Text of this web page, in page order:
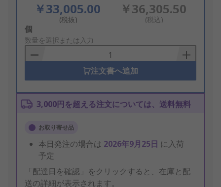
￥33,005.00
(税抜)
￥36,305.50
(税込)
Add
to
Basket
個
数量を選択または入力
注文書へ追加
3,000円を超える注文については、送料無料
お取り寄せ品
本日発注の場合は 2026年9月25日 に入荷
予定
「配達日を確認」をクリックすると、在庫と配
送の詳細が表示されます。